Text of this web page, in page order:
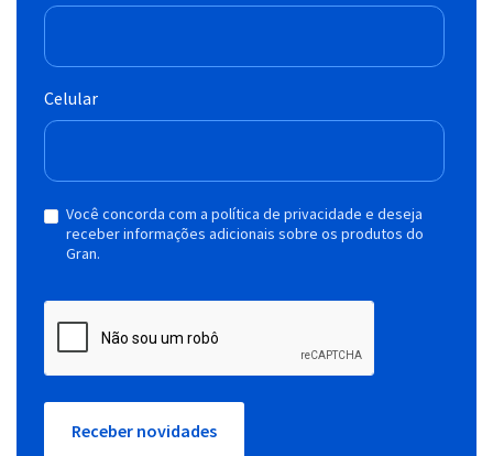
Celular
Você concorda com a política de privacidade e deseja
receber informações adicionais sobre os produtos do
Gran.
Receber novidades